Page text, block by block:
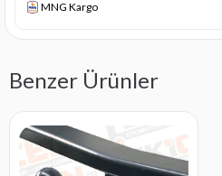
MNG Kargo
Benzer Ürünler